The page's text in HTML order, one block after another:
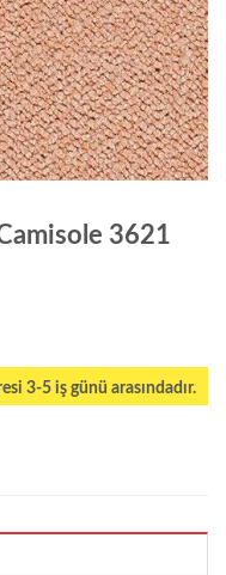
3621
3-5 iş günü arasındadır.